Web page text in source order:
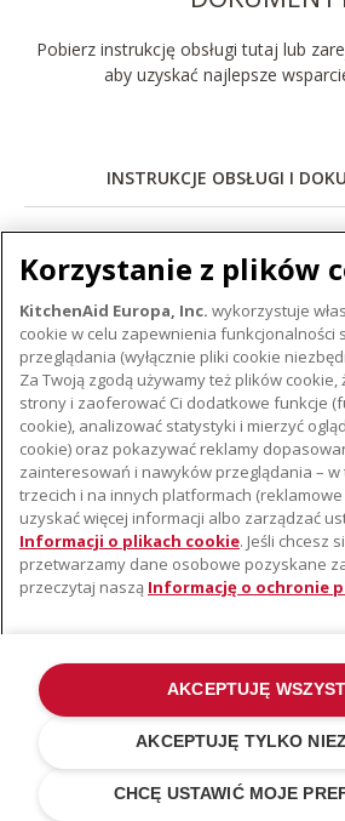
Pobierz instrukcję obsługi tutaj lub
aby uzyskać najlepsze
INSTRUKCJE OBSŁUGI I
Pobierz
O KITCHENAID
Istota marki
Historia marki
Komunikaty prasowe
WSPARCIE
Gdzie kupić
Znajdź najbliższy serwis
©2022 Wszelkie prawa zastrzeżone.
stojącego stanowią znaki towarowe w
Polityka Prywatności.Cookies.
Korzystanie z plików
KitchenAid Europa, Inc. wykorzystuje
cookie w celu zapewnienia funkcjonalności
przeglądania (wyłącznie pliki cookie
Za Twoją zgodą używamy też plików
strony i zaoferować Ci dodatkowe funkcje
cookie), analizować statystyki i mierzyć
cookie) oraz pokazywać reklamy
zainteresowań i nawyków przeglądania – w
trzecich i na innych platformach (reklamowe
uzyskać więcej informacji albo zarządzać
Informacji o plikach cookie. Jeśli chcesz
przetwarzamy dane osobowe pozyskane
przeczytaj naszą Informację o ochronie
CHCĘ USTAWIĆ MOJE
AKCEPTUJĘ TYLKO
AKCEPTUJĘ